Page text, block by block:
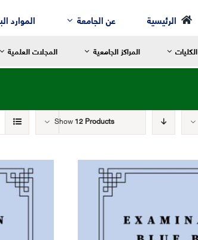
الرئيسية عن الجامعة الموارد
الكليات
مرحلة الإجازة
مرحلة الدكتوراه
الهيئة الأكاديمية
اللغة العربية وآدابها
المراكز الجامعية المجلات العلمية
Show 12 Products